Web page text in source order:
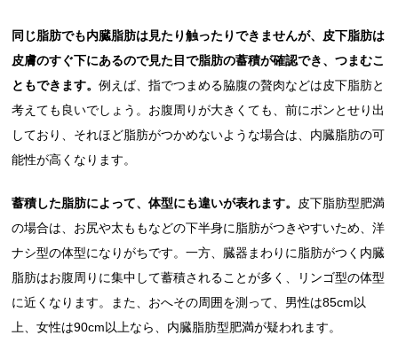
同じ脂肪でも内臓脂肪は見たり触ったりできませんが、皮下脂肪は
皮膚のすぐ下にあるので見た目で脂肪の蓄積が確認でき、つまむこ
ともできます。例えば、指でつまめる脇腹の贅肉などは皮下脂肪と
考えても良いでしょう。お腹周りが大きくても、前にポンとせり出
しており、それほど脂肪がつかめないような場合は、内臓脂肪の可
能性が高くなります。
蓄積した脂肪によって、体型にも違いが表れます。 皮下脂肪型肥満
の場合は、お尻や太ももなどの下半身に脂肪がつきやすいため、洋
ナシ型の体型になりがちです。一方、臓器まわりに脂肪がつく内臓
脂肪はお腹周りに集中して蓄積されることが多く、リンゴ型の体型
に近くなります。また、おへその周囲を測って、男性は85cm以
上、女性は90cm以上なら、内臓脂肪型肥満が疑われます。